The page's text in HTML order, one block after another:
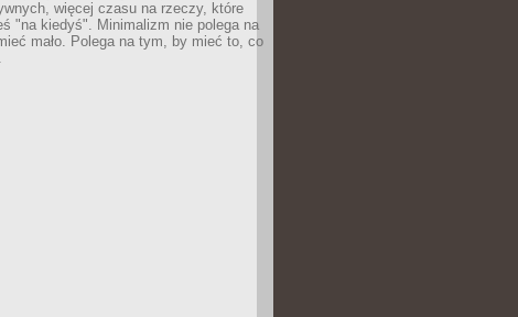
więcej czasu na rzeczy, które
"na kiedyś". Minimalizm nie polega na
mało. Polega na tym, by mieć to, co